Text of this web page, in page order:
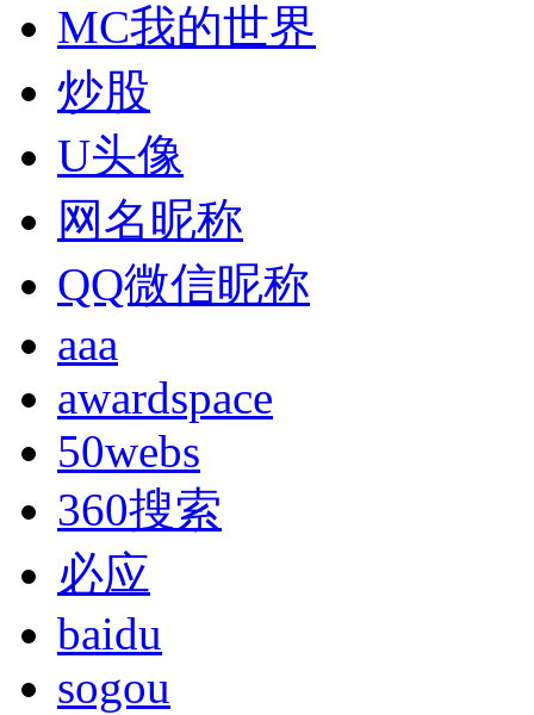
MC我的世界
炒股
U头像
网名昵称
QQ微信昵称
aaa
awardspace
50webs
360搜索
必应
baidu
sogou